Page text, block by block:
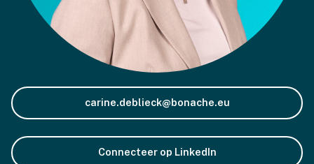
carine.deblieck@bonache.eu
Connecteer op LinkedIn